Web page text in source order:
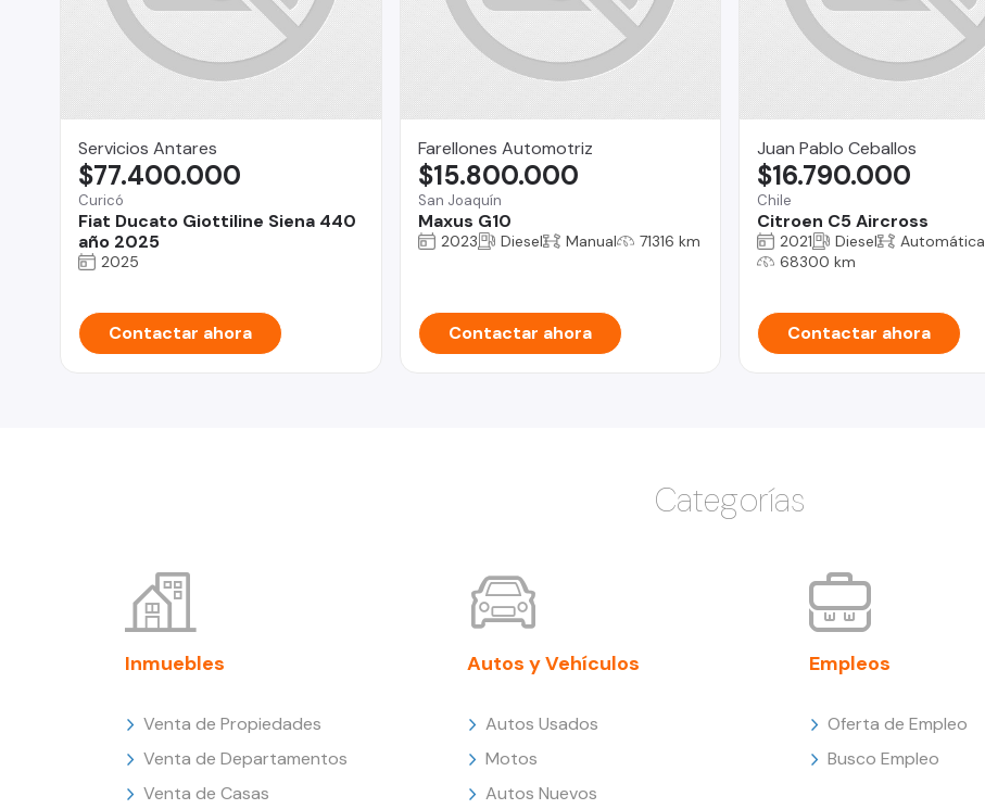
Servicios Antares
Curicó
Fiat Ducato Giottiline Siena 440
año 2025
$77.400.000
2025
Contactar ahora
Farellones Automotriz
San Joaquín
Maxus G10
$15.800.000
2023 Diesel Manual 71316 km
Contactar ahora
Juan Pablo Ceballos
Chile
Citroen C5 Aircross
$16.790.000
2021 Diesel
Automática
68300 km
Contactar ahora
Categorías
Inmuebles
Venta de Propiedades
Venta de Departamentos
Venta de Casas
Autos y Vehículos
Autos Usados
Motos
Autos Nuevos
Empleos
Oferta de Empleo
Busco Empleo